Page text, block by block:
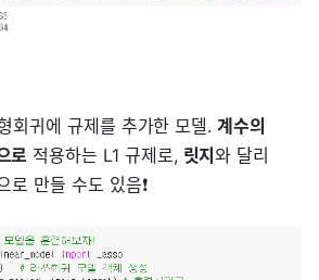
회귀에 규제를 추가한 모델.계수의
로 적용하는 L1 규제로, 릿지와 달리
로 만들 수도 있음❗